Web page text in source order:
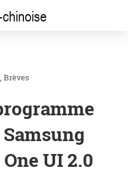
Brèves
UI 2.0